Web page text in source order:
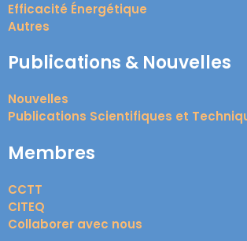
Efficacité Énergétique
Autres
Publications & Nouvelles
Nouvelles
Publications Scientifiques et
Membres
CCTT
CITEQ
Collaborer avec nous